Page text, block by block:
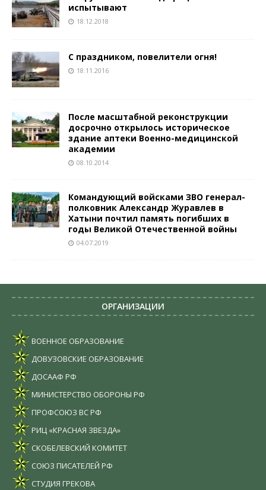
испытывают
18.12.2018
С праздником, повелители огня!
18.11.2016
После масштабной реконструкции
досрочно открылось историческое
здание аптеки Военно-медицинской
академии
08.10.2014
Командующий войсками ЗВО генерал-
полковник Александр Журавлев в
Хатыни почтил память погибших в
годы Великой Отечественной войны
04.07.2019
ОРГАНИЗАЦИИ
ВОЕННОЕ ОБРАЗОВАНИЕ
ДОВУЗОВСКИЕ ОБРАЗОВАНИЕ
ДОСААФ РФ
МИНИСТЕРСТВО ОБОРОНЫ РФ
ПРОФСОЮЗ ВС РФ
РИЦ «КРАСНАЯ ЗВЕЗДА»
СКОБЕЛЕВСКИЙ КОМИТЕТ
СОЮЗ ПИСАТЕЛЕЙ РФ
СТУДИЯ ГРЕКОВА